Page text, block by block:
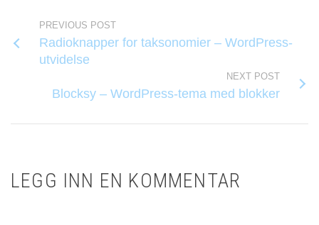
PREVIOUS POST
Radioknapper for taksonomier – WordPress-
utvidelse
NEXT POST
Blocksy – WordPress-tema med blokker
LEGG INN EN KOMMENTAR